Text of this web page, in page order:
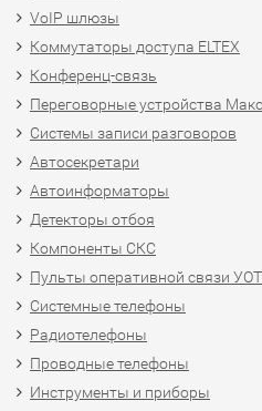
VoIP шлюзы
Коммутаторы доступа ELTEX
Конференц-связь
Переговорные устройства
Системы записи разговоров
Автосекретари
Автоинформаторы
Детекторы отбоя
Компоненты СКС
Пульты оперативной связи
Системные телефоны
Радиотелефоны
Проводные телефоны
Инструменты и приборы